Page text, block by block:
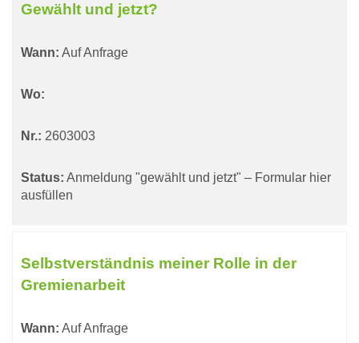
Gewählt und jetzt?
Wann: Auf Anfrage
Wo:
Nr.: 2603003
Status: Anmeldung "gewählt und jetzt" – Formular hier
ausfüllen
Selbstverständnis meiner Rolle in der
Gremienarbeit
Wann: Auf Anfrage